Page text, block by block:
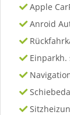
Apple
Anroid
Einparkh.